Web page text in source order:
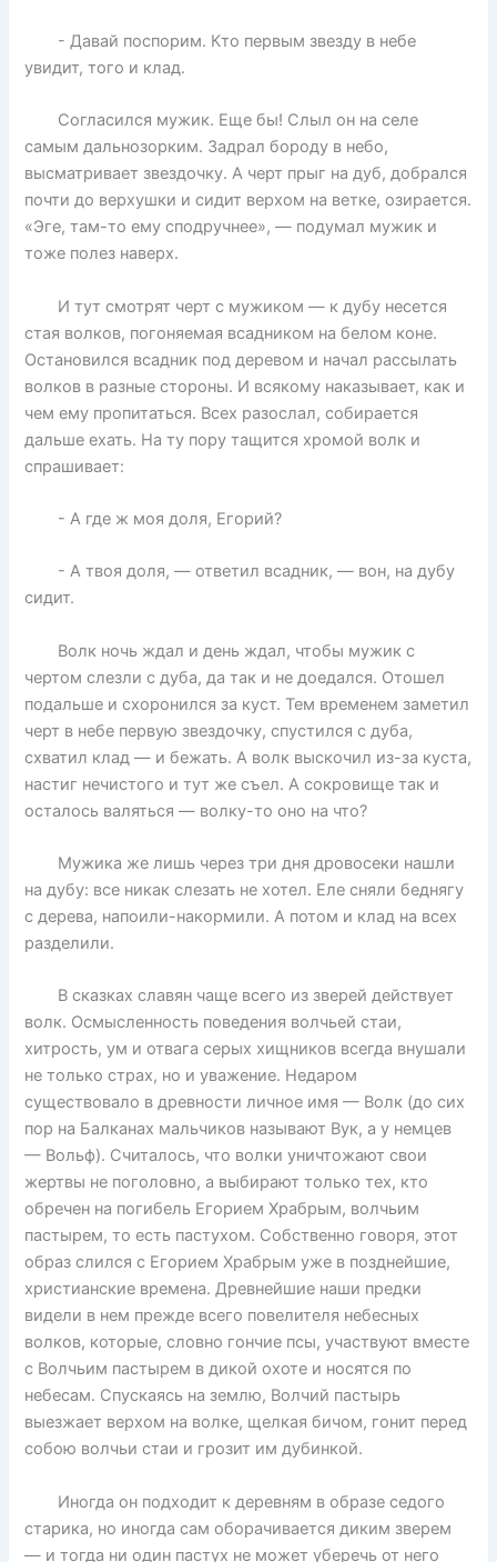
- Давай поспорим. Кто первым звезду в небе
увидит, того и клад.
Согласился мужик. Еще бы! Слыл он на селе
самым дальнозорким. Задрал бороду в небо,
высматривает звездочку. А черт прыг на дуб, добрался
почти до верхушки и сидит верхом на ветке, озирается.
«Эге, там-то ему сподручнее», — подумал мужик и
тоже полез наверх.
И тут смотрят черт с мужиком — к дубу несется
стая волков, погоняемая всадником на белом коне.
Остановился всадник под деревом и начал рассылать
волков в разные стороны. И всякому наказывает, как и
чем ему пропитаться. Всех разослал, собирается
дальше ехать. На ту пору тащится хромой волк и
спрашивает:
- А где ж моя доля, Егорий?
- А твоя доля, — ответил всадник, — вон, на дубу
сидит.
Волк ночь ждал и день ждал, чтобы мужик с
чертом слезли с дуба, да так и не доедался. Отошел
подальше и схоронился за куст. Тем временем заметил
черт в небе первую звездочку, спустился с дуба,
схватил клад — и бежать. А волк выскочил из-за куста,
настиг нечистого и тут же съел. А сокровище так и
осталось валяться — волку-то оно на что?
Мужика же лишь через три дня дровосеки нашли
на дубу: все никак слезать не хотел. Еле сняли беднягу
с дерева, напоили-накормили. А потом и клад на всех
разделили.
В сказках славян чаще всего из зверей действует
волк. Осмысленность поведения волчьей стаи,
хитрость, ум и отвага серых хищников всегда внушали
не только страх, но и уважение. Недаром
существовало в древности личное имя — Волк (до сих
пор на Балканах мальчиков называют Вук, а у немцев
— Вольф). Считалось, что волки уничтожают свои
жертвы не поголовно, а выбирают только тех, кто
обречен на погибель Егорием Храбрым, волчьим
пастырем, то есть пастухом. Собственно говоря, этот
образ слился с Егорием Храбрым уже в позднейшие,
христианские времена. Древнейшие наши предки
видели в нем прежде всего повелителя небесных
волков, которые, словно гончие псы, участвуют вместе
с Волчьим пастырем в дикой охоте и носятся по
небесам. Спускаясь на землю, Волчий пастырь
выезжает верхом на волке, щелкая бичом, гонит перед
собою волчьи стаи и грозит им дубинкой.
Иногда он подходит к деревням в образе седого
старика, но иногда сам оборачивается диким зверем
— и тогда ни один пастух не может уберечь от него